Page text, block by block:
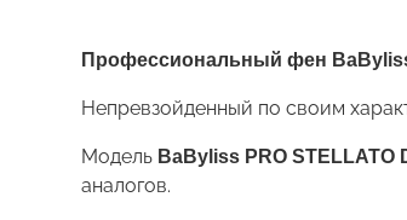
Профессиональный фен BaByliss
Непревзойденный по своим
Модель BaByliss PRO STELLATO
аналогов.